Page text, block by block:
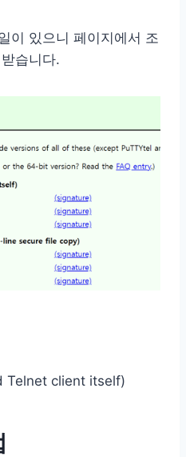
이 있으니 페이지에서 조
습니다.
Telnet client itself)